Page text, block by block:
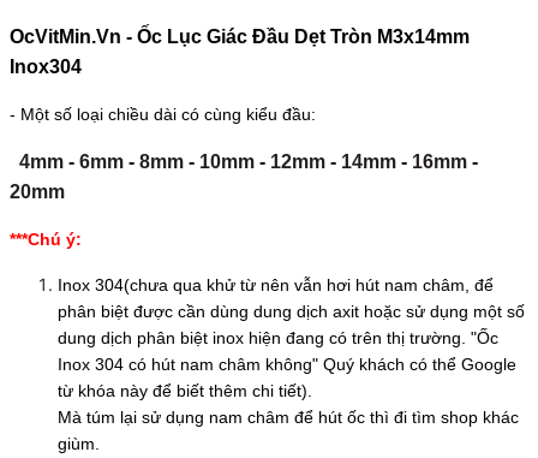
OcVitMin.Vn - Ốc Lục Giác Đầu Dẹt Tròn M3x14mm
Inox304
- Một số loại chiều dài có cùng kiểu đầu:
4mm- 6mm- 8mm- 10mm- 12mm- 14mm- 16mm-
20mm
***Chú ý:
Inox 304(chưa qua khử từ nên vẫn hơi hút nam châm, để
phân biệt được cần dùng dung dịch axit hoặc sử dụng một số
dung dịch phân biệt inox hiện đang có trên thị trường. "Ốc
Inox 304 có hút nam châm không" Quý khách có thể Google
từ khóa này để biết thêm chi tiết).
Mà túm lại sử dụng nam châm để hút ốc thì đi tìm shop khác
giùm.